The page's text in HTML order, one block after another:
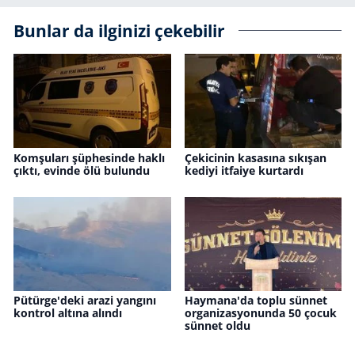
Bunlar da ilginizi çekebilir
Komşuları şüphesinde haklı
çıktı, evinde ölü bulundu
Çekicinin kasasına sıkışan
kediyi itfaiye kurtardı
Pütürge'deki arazi yangını
kontrol altına alındı
Haymana'da toplu sünnet
organizasyonunda 50 çocuk
sünnet oldu